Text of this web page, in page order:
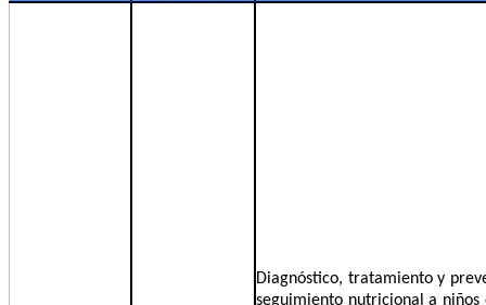
Diagnóstico, tratamiento y
seguimiento nutricional a